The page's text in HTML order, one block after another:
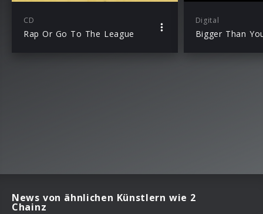
CD
Rap Or Go To The League
Digital
Bigger Than
News von ähnlichen Künstlern wie 2
Chainz